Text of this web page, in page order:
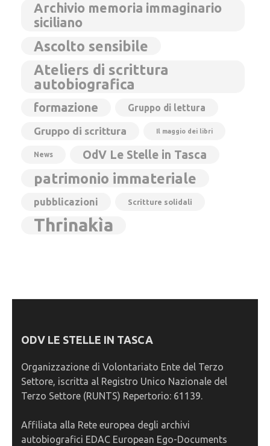
Archivio memoria immaginario
siciliano
Ascolto sensibile
Ateliers di scrittura
autobiografica
formazione Gruppo di lettura
Gruppo di scrittura Il maggio dei libri
News OdV Le Stelle in Tasca
patrimonio immateriale
pubblicazioni Scritture solidali
Thrinakìa
ODV LE STELLE IN TASCA
Organizzazione di Volontariato Ente del Terzo
Settore, iscritta al Registro Unico Nazionale del
Terzo Settore (RUNTS) Repertorio: 61139.
Affiliata alla Rete europea degli archivi
autobiografici EDAC European Ego-Documents